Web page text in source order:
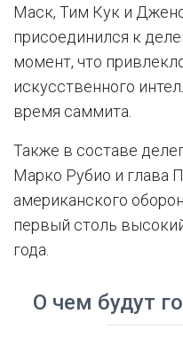
Маск, Тим Кук и
присоединился к
момент, что
искусственного
время саммита.
Также в составе
Марко Рубио и глава
американского
первый столь
года.
О чем будут